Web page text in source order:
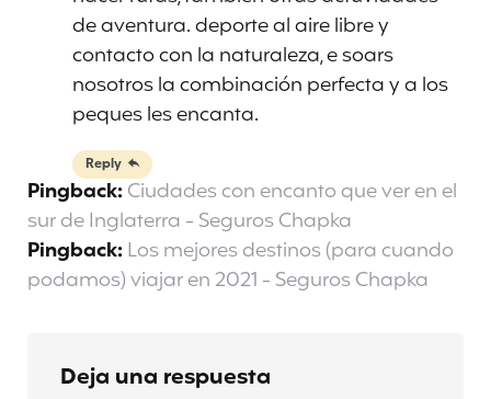
de aventura. deporte al aire libre y
contacto con la naturaleza, e soars
nosotros la combinación perfecta y a los
peques les encanta.
Reply
Pingback:Ciudades con encanto que ver en el
sur de Inglaterra - Seguros Chapka
Pingback:Los mejores destinos (para cuando
podamos) viajar en 2021 - Seguros Chapka
Deja una respuesta